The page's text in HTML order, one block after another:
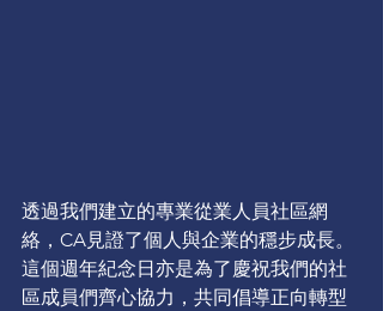
透過我們建立的專業從業人員社區網
絡，CA見證了個人與企業的穩步成長。
這個週年紀念日亦是為了慶祝我們的社
區成員們齊心協力，共同倡導正向轉型